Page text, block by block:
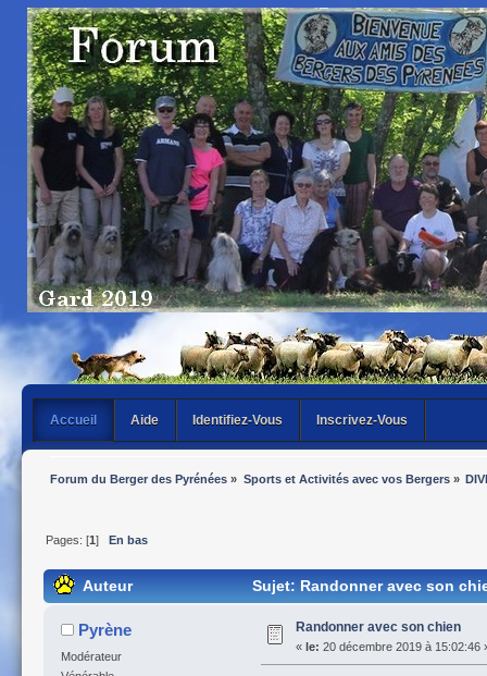
Accueil Aide Identifiez-Vous Inscrivez-Vous
Forum du Berger des Pyrénées » Sports et Activités avec vos Bergers»
Pages: [1] En bas
Auteur Sujet: Randonner avec son
Pyrène
Modérateur
Randonner avec son chien
« le: 20 décembre 2019 à 15:02:46